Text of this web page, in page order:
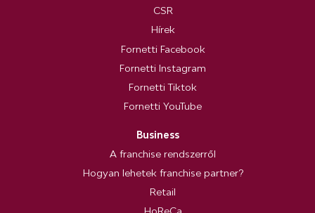
CSR
Hírek
Fornetti Facebook
Fornetti Instagram
Fornetti Tiktok
Fornetti YouTube
Business
A franchise rendszerről
Hogyan lehetek franchise partner?
Retail